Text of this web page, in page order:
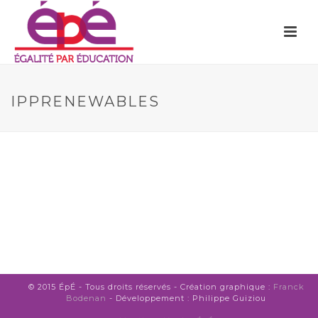
IPPRENEWABLES
© 2015 ÉpÉ - Tous droits réservés - Création graphique : Franck
Bodenan - Développement : Philippe Guiziou